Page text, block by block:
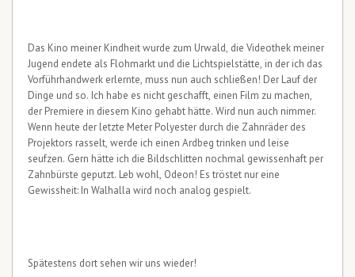
Das Kino meiner Kindheit wurde zum Urwald, die Videothek meiner
Jugend endete als Flohmarkt und die Lichtspielstätte, in der ich das
Vorführhandwerk erlernte, muss nun auch schließen! Der Lauf der
Dinge und so. Ich habe es nicht geschafft, einen Film zu machen,
der Premiere in diesem Kino gehabt hätte. Wird nun auch nimmer.
Wenn heute der letzte Meter Polyester durch die Zahnräder des
Projektors rasselt, werde ich einen Ardbeg trinken und leise
seufzen. Gern hätte ich die Bildschlitten nochmal gewissenhaft per
Zahnbürste geputzt. Leb wohl, Odeon! Es tröstet nur eine
Gewissheit: In Walhalla wird noch analog gespielt.
Spätestens dort sehen wir uns wieder!